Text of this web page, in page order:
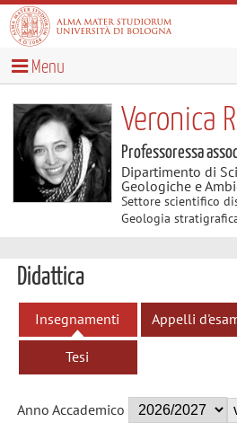
Menu
Veronica
Professoressa
Dipartimento di
Geologiche e
Settore scientifico
Geologia
Didattica
Insegnamenti Appelli
Tesi
Anno Accademico